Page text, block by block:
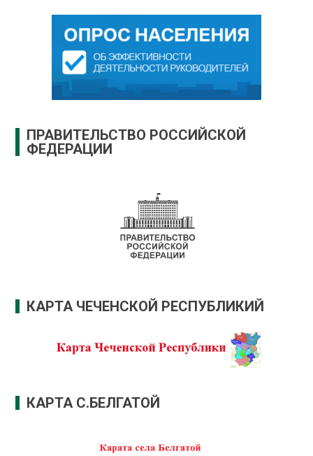
ПРАВИТЕЛЬСТВО РОССИЙСКОЙ
ФЕДЕРАЦИИ
КАРТА ЧЕЧЕНСКОЙ РЕСПУБЛИКИЙ
КАРТА С.БЕЛГАТОЙ